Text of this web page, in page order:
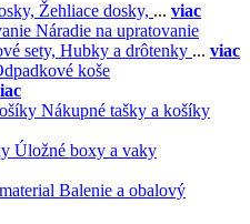
Žehliace dosky, ... viac
Náradie na upratovanie
sety, Hubky a drôtenky ... viac
koše
Nákupné tašky a košíky
Úložné boxy a vaky
Balenie a obalový